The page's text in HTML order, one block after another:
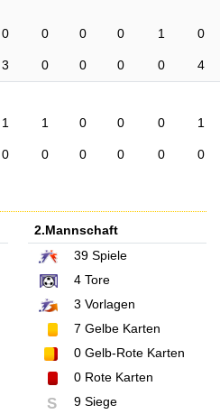
0 0 0 0 1 0
3 0 0 0 0 4
1 1 0 0 0 1
0 0 0 0 0 0
2.Mannschaft
39Spiele
4Tore
3 Vorlagen
7 Gelbe Karten
0Gelb-Rote Karten
0Rote Karten
S 9 Siege